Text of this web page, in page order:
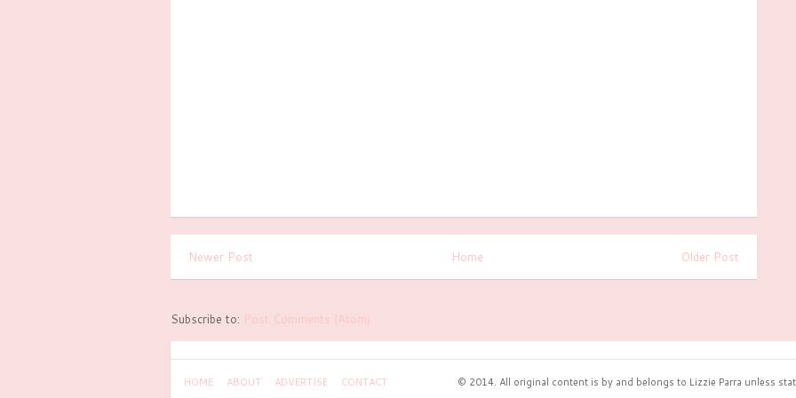
Newer Post Older Post
Home
Subscribe to: Post Comments (Atom)
HOME ABOUT ADVERTISE CONTACT © 2014. All original content is by and belongs to Lizzie Parra unless